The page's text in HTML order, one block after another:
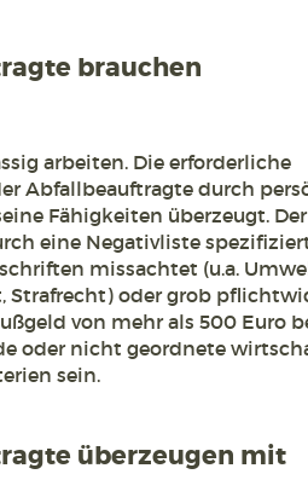
brauchen
arbeiten. Die erforderliche
Abfallbeauftragte durch
Fähigkeiten überzeugt. Der
eine Negativliste
missachtet (u.a.
oder grob
von mehr als 500 Euro
oder nicht geordnete
sein.
überzeugen mit